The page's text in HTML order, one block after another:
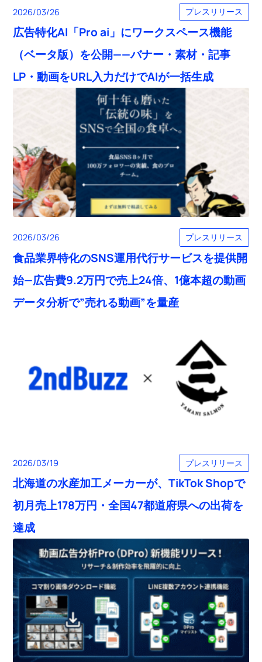
2026/03/26 プレスリリース
広告特化AI「Pro ai」にワークスペース機能
（ベータ版）を公開——バナー・素材・記事
LP・動画をURL入力だけでAIが一括生成
2026/03/26 プレスリリース
食品業界特化のSNS運用代行サービスを提供開
始—広告費9.2万円で売上24倍、1億本超の動画
データ分析で”売れる動画”を量産
2026/03/19 プレスリリース
北海道の水産加工メーカーが、TikTok Shopで
初月売上178万円・全国47都道府県への出荷を
達成